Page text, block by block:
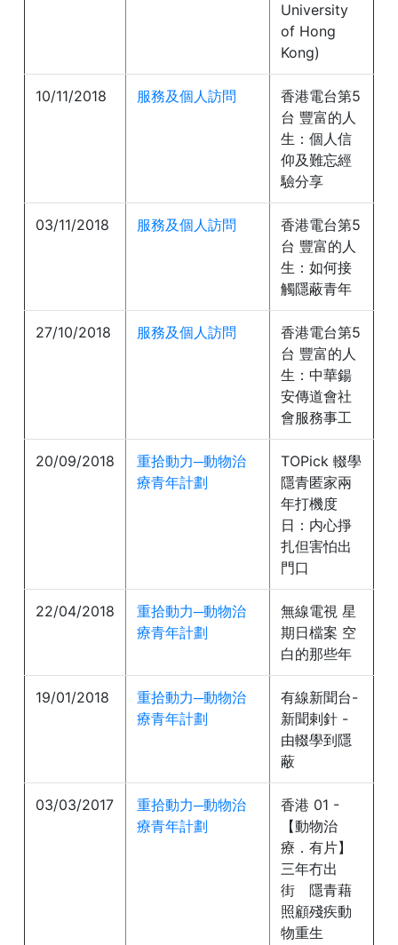
University
of Hong
Kong)
10/11/2018 服務及個人訪問
香港電台第5
台 豐富的人
生：個人信
仰及難忘經
驗分享
03/11/2018 服務及個人訪問
香港電台第5
台 豐富的人
生：如何接
觸隱蔽青年
27/10/2018 服務及個人訪問
香港電台第5
台 豐富的人
生：中華鍚
安傳道會社
會服務事工
20/09/2018
重拾動力─動物治
療青年計劃
TOPick 輟學
隱青匿家兩
年打機度
日：内心掙
扎但害怕出
門口
22/04/2018
重拾動力─動物治
療青年計劃
無線電視 星
期日檔案 空
白的那些年
19/01/2018
重拾動力─動物治
療青年計劃
有線新聞台-
新聞剌針 -
由輟學到隱
蔽
03/03/2017
重拾動力─動物治
療青年計劃
香港 01 -
【動物治
療．有片】
三年冇出
街 隱青藉
照顧殘疾動
物重生